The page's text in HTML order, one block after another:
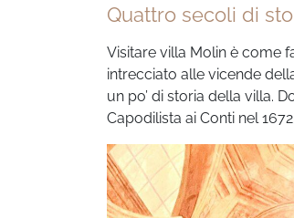
Quattro secoli di
Visitare villa Molin è come
intrecciato alle vicende
un po’ di storia della villa.
Capodilista ai Conti nel